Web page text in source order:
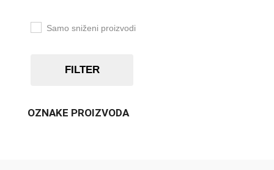
Samo sniženi proizvodi
FILTER
OZNAKE PROIZVODA